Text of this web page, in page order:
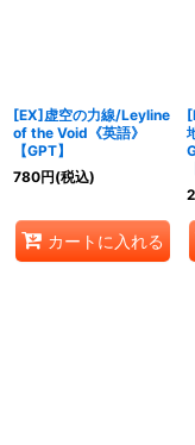
[EX]虚空の力線/Leyline
of the Void《英語》
【GPT】
780円(税込)
カートに入れる